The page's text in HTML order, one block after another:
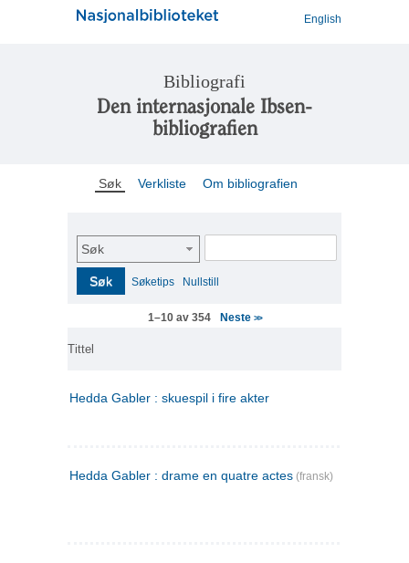
English
Bibliografi
Den internasjonale Ibsen-
bibliografien
Søk Verkliste Om bibliografien
Søk
Søk Søketips Nullstill
1–10 av 354 Neste >>
Tittel
Hedda Gabler : skuespil i fire akter
Hedda Gabler : drame en quatre actes (fransk)